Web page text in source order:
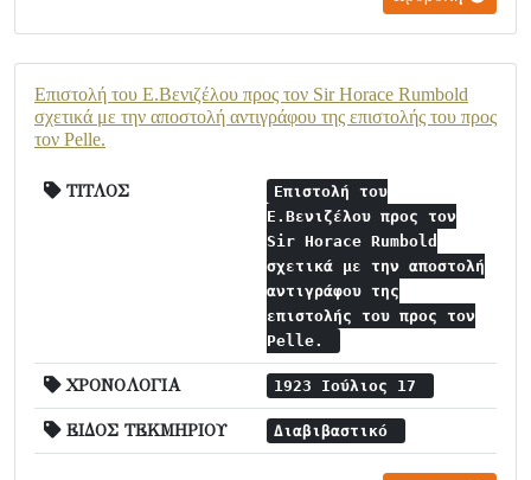
Επιστολή του Ε.Βενιζέλου προς τον Sir Horace Rumbold
σχετικά με την αποστολή αντιγράφου της επιστολής του προς
τον Pelle.
ΤΙΤΛΟΣ
Επιστολή του
Ε.Βενιζέλου προς τον
Sir Horace Rumbold
σχετικά με την αποστολή
αντιγράφου της
επιστολής του προς τον
Pelle.
ΧΡΟΝΟΛΟΓΙΑ 1923 Ιούλιος 17
ΕΙΔΟΣ ΤΕΚΜΗΡΙΟΥ Διαβιβαστικό